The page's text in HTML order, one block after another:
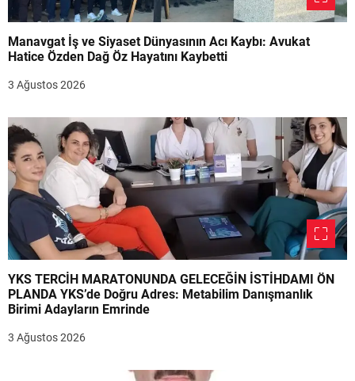
Manavgat İş ve Siyaset Dünyasının Acı Kaybı: Avukat
Hatice Özden Dağ Öz Hayatını Kaybetti
3 Ağustos 2026
YKS TERCİH MARATONUNDA GELECEĞİN İSTİHDAMI ÖN
PLANDA YKS’de Doğru Adres: Metabilim Danışmanlık
Birimi Adayların Emrinde
3 Ağustos 2026